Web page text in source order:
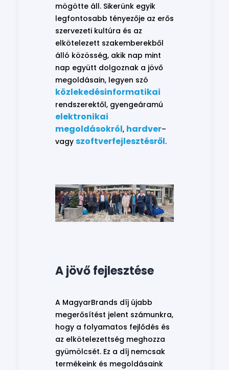
mögötte áll. Sikerünk egyik
legfontosabb tényezője az erős
szervezeti kultúra és az
elkötelezett szakemberekből
álló közösség, akik nap mint
nap együtt dolgoznak a jövő
megoldásain, legyen szó
közlekedésinformatikai
rendszerektől, gyengeáramú
elektronikai
megoldásokról, hardver–
vagy szoftverfejlesztésről.
A jövő fejlesztése
A MagyarBrands díj újabb
megerősítést jelent számunkra,
hogy a folyamatos fejlődés és
az elkötelezettség meghozza
gyümölcsét. Ez a díj nemcsak
termékeink és megoldásaink